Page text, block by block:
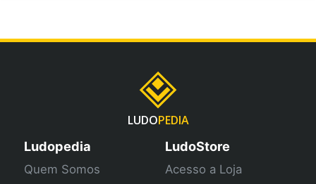
LUDOPEDIA
Ludopedia
Quem Somos
LudoStore
Acesso a Loja